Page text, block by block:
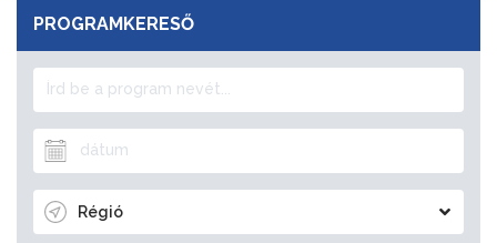
PROGRAMKERESŐ
Régió